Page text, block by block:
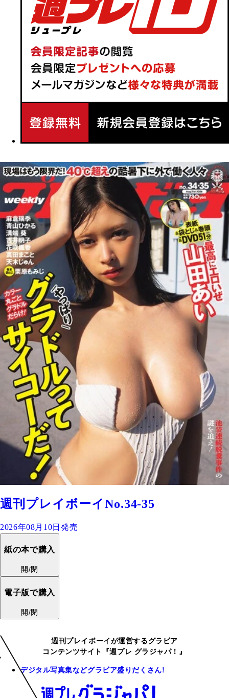
週刊プレイボーイNo.34-35
2026年08月10日発売
紙の本で購入
開/閉
電子版で購入
開/閉
週刊プレイボーイが運営するグラビア
コンテンツサイト『週プレ グラジャパ！』
デジタル写真集などグラビア盛りだくさん!